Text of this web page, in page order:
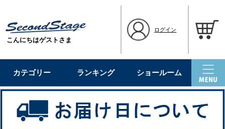
こんにちはゲストさま
ログイン
カテゴリー ランキング ショールーム